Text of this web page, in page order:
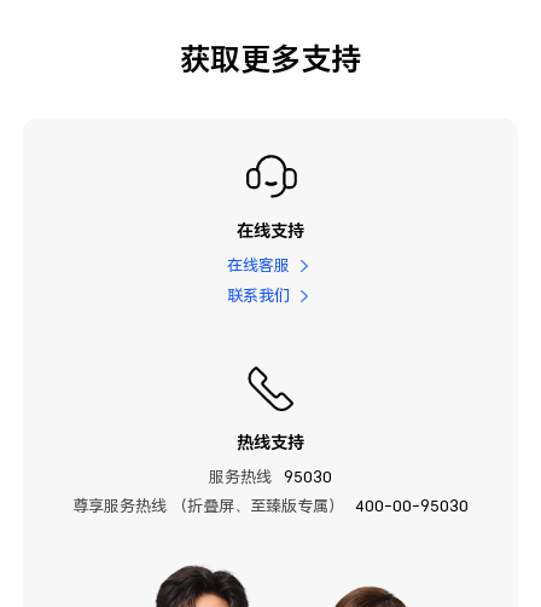
获取更多支持
在线支持
在线客服
联系我们
热线支持
服务热线
95030
尊享服务热线 （折叠屏、至臻版专属）
400-00-95030